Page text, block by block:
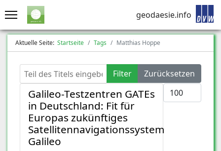
geodaesie.info
Aktuelle Seite: Startseite Tags Matthias Hoppe
Teil des Titels eingeben Filter
Zurücksetzen
Anzeige #
Galileo-Testzentren GATEs
in Deutschland: Fit für
Europas zukünftiges
Satellitennavigationssystem
Galileo